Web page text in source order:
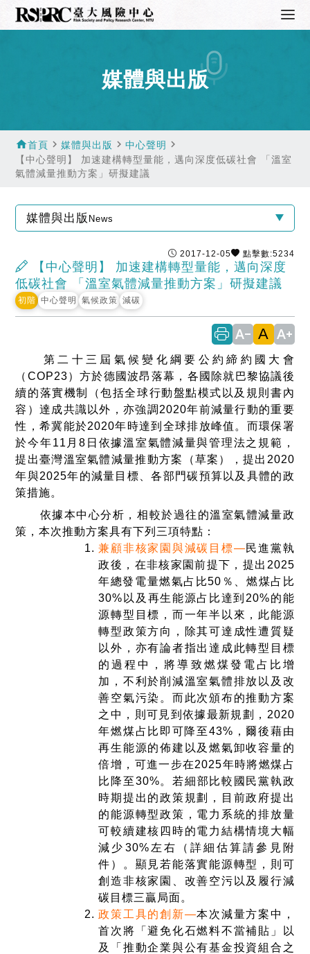
媒體與出版
home首頁 navigate_next媒體與出版 navigate_next中心聲明 navigate_next
【中心聲明】 加速建構轉型量能，邁向深度低碳社會 「溫室
氣體減量推動方案」研擬建議
媒體與出版 News
2017-12-05 點擊數:5234
【中心聲明】 加速建構轉型量能，邁向深度
低碳社會 「溫室氣體減量推動方案」研擬建議
初階 中心聲明 氣候政策 減碳
text_decrease A text_increase
第二十三屆氣候變化綱要公約締約國大會
（COP23）方於德國波昂落幕，各國除就巴黎協議後
續的落實機制（包括全球行動盤點模式以及規則書內
容）達成共識以外，亦強調2020年前減量行動的重要
性，希冀能於2020年時達到全球排放峰值。而環保署
於今年11月8日依據溫室氣體減量與管理法之規範，
提出臺灣溫室氣體減量推動方案（草案），提出2020
年與2025年的減量目標、各部門碳預算以及具體的政
策措施。
依據本中心分析，相較於過往的溫室氣體減量政
策，本次推動方案具有下列三項特點：
兼顧非核家園與減碳目標—民進黨執
政後，在非核家園前提下，提出2025
年總發電量燃氣占比50％、燃煤占比
30%以及再生能源占比達到20%的能
源轉型目標，而一年半以來，此能源
轉型政策方向，除其可達成性遭質疑
以外，亦有論者指出達成此轉型目標
的過程中，將導致燃煤發電占比增
加，不利於削減溫室氣體排放以及改
善空氣污染。而此次頒布的推動方案
之中，則可見到依據最新規劃，2020
年燃煤占比即可降至43%，爾後藉由
再生能源的佈建以及燃氣卸收容量的
倍增，可進一步在2025年時將燃煤占
比降至30%。若細部比較國民黨執政
時期提出的政策規劃，目前政府提出
的能源轉型政策，電力系統的排放量
可較續建核四時的電力結構情境大幅
減少30%左右（詳細估算請參見附
件）。顯見若能落實能源轉型，則可
創造非核家園、改善空污以及履行減
碳目標三贏局面。
政策工具的創新—本次減量方案中，
首次將「避免化石燃料不當補貼」以
及「推動企業與公有基金投資組合之